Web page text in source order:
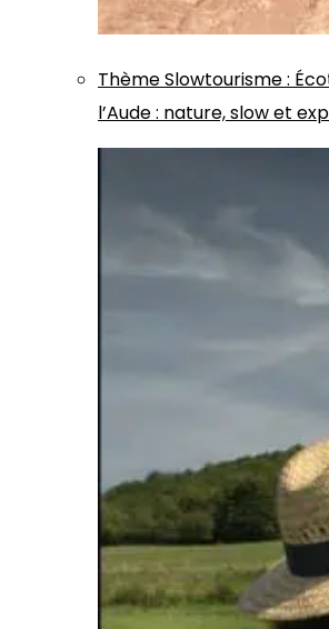
ThèmeSlowtourisme:
l’Aude : nature, slow et